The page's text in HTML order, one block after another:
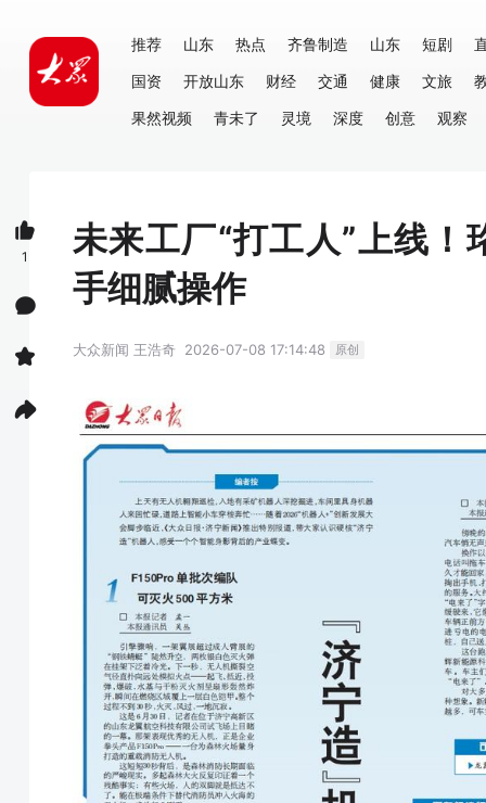
推荐 山东 热点 齐鲁制造 山东 短剧
国资
开放山东 财经 交通 健康 文旅
果然视频
青未了 灵境 深度 创意 观察
未来工厂“打工人”上线
手细腻操作
大众新闻 王浩奇 2026-07-08 17:14:48 原创
1